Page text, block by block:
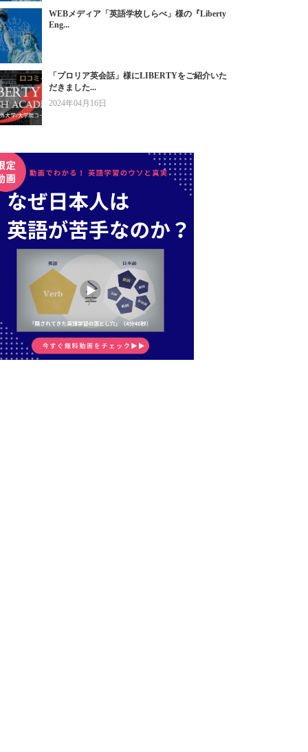
WEBメディア「英語学校しらべ」様の『Liberty
Eng...
「プロリア英会話」様にLIBERTYをご紹介いた
だきました...
2024年04月16日